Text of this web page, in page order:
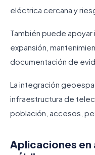
eléctrica cercana y
También puede
expansión,
documentación de
La integración
infraestructura de
población, accesos,
Aplicaciones en